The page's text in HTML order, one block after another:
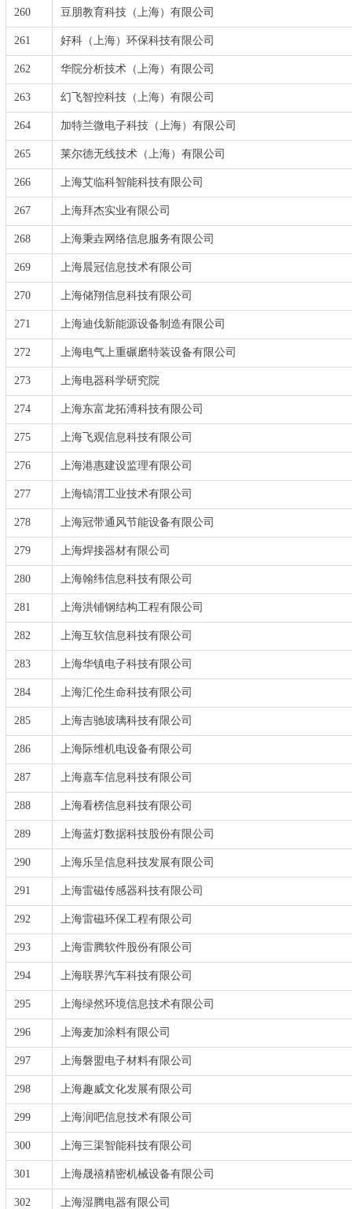
260 豆朋教育科技（上海）有限公司
261 好科（上海）环保科技有限公司
262 华院分析技术（上海）有限公司
263 幻飞智控科技（上海）有限公司
264 加特兰微电子科技（上海）有限公司
265 莱尔德无线技术（上海）有限公司
266 上海艾临科智能科技有限公司
267 上海拜杰实业有限公司
268 上海秉垚网络信息服务有限公司
269 上海晨冠信息技术有限公司
270 上海储翔信息科技有限公司
271 上海迪伐新能源设备制造有限公司
272 上海电气上重碾磨特装设备有限公司
273 上海电器科学研究院
274 上海东富龙拓溥科技有限公司
275 上海飞观信息科技有限公司
276 上海港惠建设监理有限公司
277 上海镐渭工业技术有限公司
278 上海冠带通风节能设备有限公司
279 上海焊接器材有限公司
280 上海翰纬信息科技有限公司
281 上海洪铺钢结构工程有限公司
282 上海互软信息科技有限公司
283 上海华镇电子科技有限公司
284 上海汇伦生命科技有限公司
285 上海吉驰玻璃科技有限公司
286 上海际维机电设备有限公司
287 上海嘉车信息科技有限公司
288 上海看榜信息科技有限公司
289 上海蓝灯数据科技股份有限公司
290 上海乐呈信息科技发展有限公司
291 上海雷磁传感器科技有限公司
292 上海雷磁环保工程有限公司
293 上海雷腾软件股份有限公司
294 上海联界汽车科技有限公司
295 上海绿然环境信息技术有限公司
296 上海麦加涂料有限公司
297 上海磐盟电子材料有限公司
298 上海趣威文化发展有限公司
299 上海润吧信息技术有限公司
300 上海三渠智能科技有限公司
301 上海晟禧精密机械设备有限公司
302 上海湿腾电器有限公司